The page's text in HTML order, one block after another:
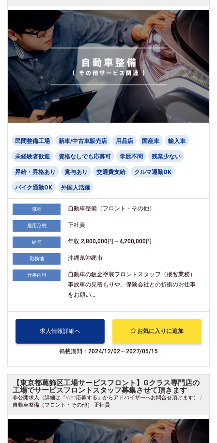
民間整備工場 新車/中古車販売店 用品店 国産車 輸入車
未経験者歓迎 資格なしでも応募可 学歴不問 残業少ない
昇給・昇格あり 賞与あり 交通費支給 クルマ通勤OK
バイク通勤OK 外国人活躍
職種 自動車整備（フロント・その他）
雇用形態 正社員
給与 年収 2,800,000円～4,200,000円
勤務地 沖縄県沖縄市
仕事内容
自動車の鈑金塗装フロントスタッフ（接客業務）
事故車の見積もりや、保険会社との折衝のお仕事
をお願い...
求人情報詳細へ お気に入りに追加
掲載期間：2024/12/02～2027/05/15
【東京都葛飾区工場サービスフロント】Gクラス専門店の
工場でサービスフロントスタッフ募集させて頂きます
非公開求人（詳細は『Web応募する』からアドバイザーへお問合せ頂けます） /
自動車整備（フロント・その他） 正社員